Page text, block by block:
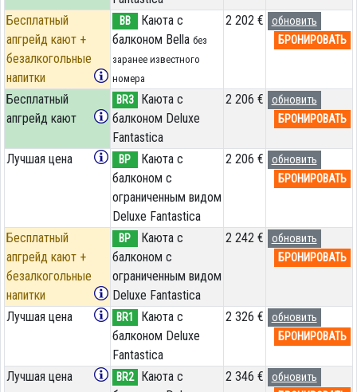
Бесплатный
апгрейд кают +
безалкогольные
напитки
BB
Каюта с
балконом Bella без
заранее известного
номера
2 202 €
обновить
БРОНИРОВАТЬ
Бесплатный
апгрейд кают
BR3
Каюта с
балконом Deluxe
Fantastica
2 206 €
обновить
БРОНИРОВАТЬ
Лучшая цена BP
Каюта с
балконом c
ограниченным видом
Deluxe Fantastica
2 206 €
обновить
БРОНИРОВАТЬ
Бесплатный
апгрейд кают +
безалкогольные
напитки
BP
Каюта с
балконом c
ограниченным видом
Deluxe Fantastica
2 242 €
обновить
БРОНИРОВАТЬ
Лучшая цена BR1
Каюта с
балконом Deluxe
Fantastica
2 326 €
обновить
БРОНИРОВАТЬ
Лучшая цена BR2
Каюта с
2 346 €
обновить